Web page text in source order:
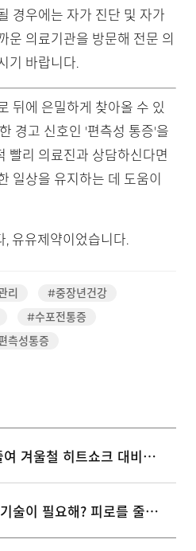
경우에는 자가 진단 및 자가
운 의료기관을 방문해 전문 의
기 바랍니다.
뒤에 은밀하게 찾아올 수 있
경고 신호인 '편측성 통증'을
빨리 의료진과 상담하신다면
일상을 유지하는 데 도움이
, 유유제약이었습니다.
리
#중장년건강
#수포전통증
측성통증
실내 온도 차를 줄여 겨울철 히트쇼크 대비를 돕는 3가지 생활 수칙
주말 몰아자기도 기술이 필요해? 피로를 줄이는 3가지 주말 수면 규칙